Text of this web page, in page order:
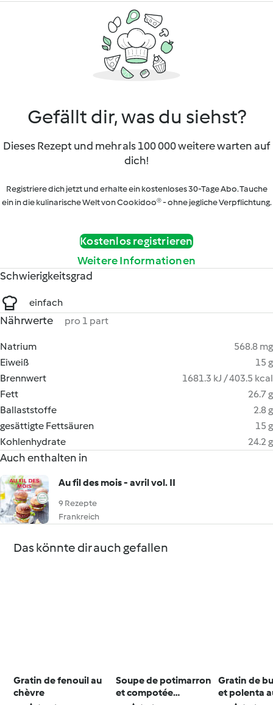
Gefällt dir, was du siehst?
Dieses Rezept und mehr als 100 000 weitere warten auf
dich!
Registriere dich jetzt und erhalte ein kostenloses 30-Tage Abo. Tauche
ein in die kulinarische Welt von Cookidoo® - ohne jegliche Verpflichtung.
Kostenlos registrieren
Weitere Informationen
Schwierigkeitsgrad
einfach
Nährwerte pro 1 part
Natrium
568.8 mg
Eiweiß
15 g
Brennwert
1681.3 kJ / 403.5 kcal
Fett
26.7 g
Ballaststoffe
2.8 g
gesättigte Fettsäuren
15 g
Kohlenhydrate
24.2 g
Auch enthalten in
Au fil des mois - avril vol. II
9 Rezepte
Frankreich
Das könnte dir auch gefallen
Gratin de fenouil au
chèvre
Soupe de potimarron
et compotée
Gratin de
et polenta